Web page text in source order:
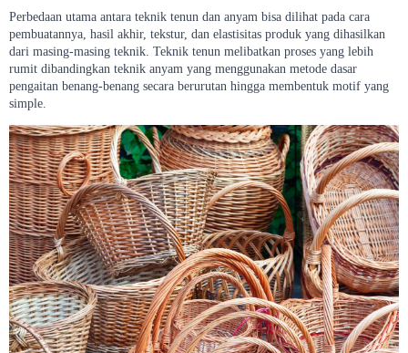
Perbedaan utama antara teknik tenun dan anyam bisa dilihat pada cara
pembuatannya, hasil akhir, tekstur, dan elastisitas produk yang dihasilkan
dari masing-masing teknik. Teknik tenun melibatkan proses yang lebih
rumit dibandingkan teknik anyam yang menggunakan metode dasar
pengaitan benang-benang secara berurutan hingga membentuk motif yang
simple.